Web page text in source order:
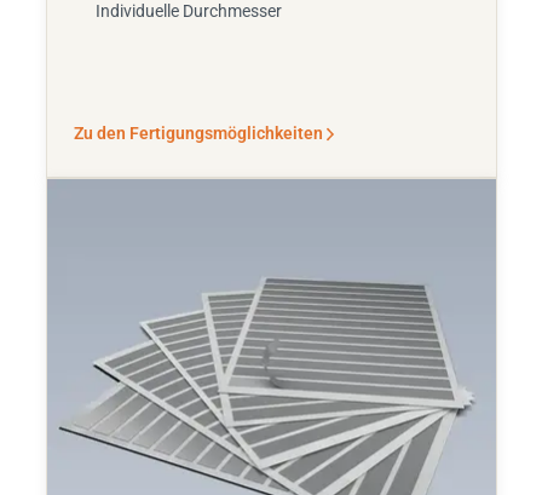
Individuelle Durchmesser
Zu den Fertigungsmöglichkeiten